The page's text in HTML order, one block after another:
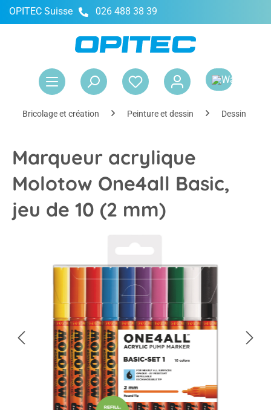
principal
OPITEC Suisse 026 488 38 39
Bricolage et création Peinture et dessin Dessin
Marqueur acrylique
Molotow One4all Basic,
jeu de 10 (2 mm)